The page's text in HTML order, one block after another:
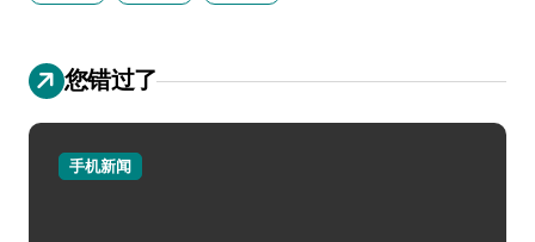
您错过了
手机新闻